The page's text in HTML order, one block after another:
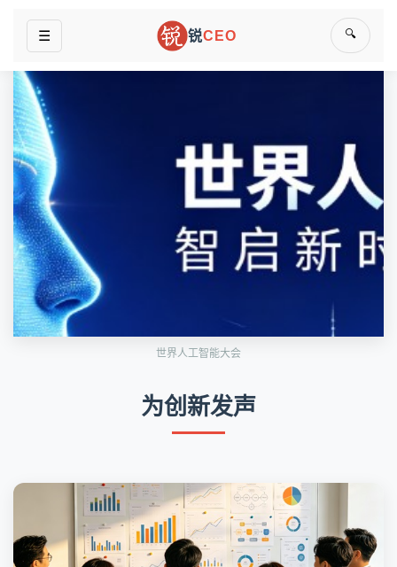
☰ 锐CEO 🔍
世界人工智能大会
为创新发声